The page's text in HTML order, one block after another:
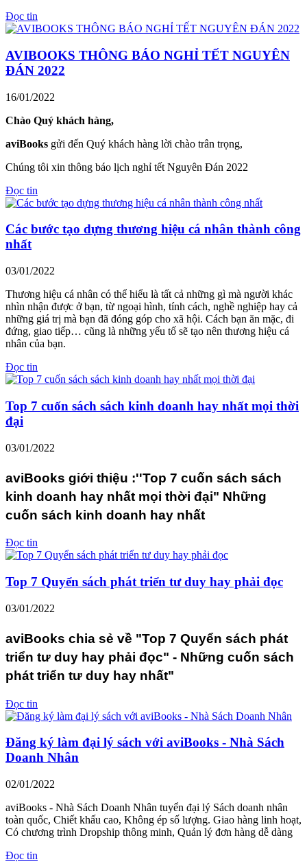
Đọc tin
AVIBOOKS THÔNG BÁO NGHỈ TẾT NGUYÊN
ĐÁN 2022
16/01/2022
Chào Quý khách hàng,
aviBooks gửi đến Quý khách hàng lời chào trân trọng,
Chúng tôi xin thông báo lịch nghỉ tết Nguyên Đán 2022
Đọc tin
Các bước tạo dựng thương hiệu cá nhân thành công
nhất
03/01/2022
Thương hiệu cá nhân có thể hiểu là tất cả những gì mà người khác
nhìn nhận được ở bạn, từ ngoại hình, tính cách, nghề nghiệp hay cả
những giá trị mà bạn đã đóng góp cho xã hội. Cách bạn ăn mặc, đi
đứng, giao tiếp… cũng là những yếu tố sẽ tạo nên thương hiệu cá
nhân của bạn.
Đọc tin
Top 7 cuốn sách sách kinh doanh hay nhất mọi thời
đại
03/01/2022
aviBooks giới thiệu :''Top 7 cuốn sách sách
kinh doanh hay nhất mọi thời đại" Những
cuốn sách kinh doanh hay nhất
Đọc tin
Top 7 Quyển sách phát triển tư duy hay phải đọc
03/01/2022
aviBooks chia sẻ về "Top 7 Quyển sách phát
triển tư duy hay phải đọc" - Những cuốn sách
phát triển tư duy hay nhất"
Đọc tin
Đăng ký làm đại lý sách với aviBooks - Nhà Sách
Doanh Nhân
02/01/2022
aviBooks - Nhà Sách Doanh Nhân tuyển đại lý Sách doanh nhân
toàn quốc, Chiết khấu cao, Không ép số lượng. Giao hàng linh hoạt,
Có chương trình Dropship thông minh, Quản lý đơn hàng dễ dàng
Đọc tin